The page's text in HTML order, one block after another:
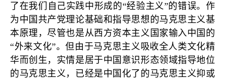
了在我们自己实践中形成的“经验主义”的错误。作
为中国共产党理论基础和指导思想的马克思主义基
本原理，尽管也是从西方资本主义国家输入中国的
“外来文化”。但由于马克思主义吸收全人类文化精
华而创生，实情是居于中国意识形态领域指导地位
的马克思主义，已经是中国化了的马克思主义抑或